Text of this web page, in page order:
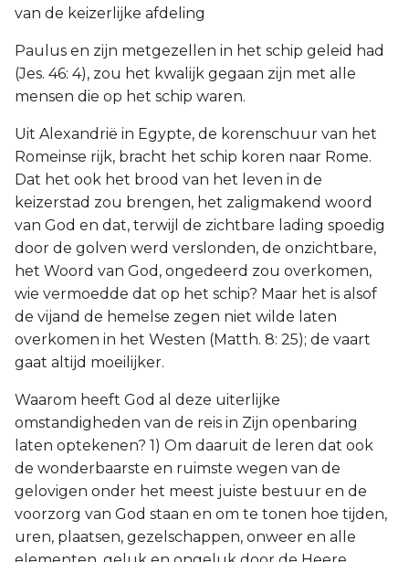
van de keizerlijke afdeling
Paulus en zijn metgezellen in het schip geleid had
(Jes. 46: 4), zou het kwalijk gegaan zijn met alle
mensen die op het schip waren.
Uit Alexandrië in Egypte, de korenschuur van het
Romeinse rijk, bracht het schip koren naar Rome.
Dat het ook het brood van het leven in de
keizerstad zou brengen, het zaligmakend woord
van God en dat, terwijl de zichtbare lading spoedig
door de golven werd verslonden, de onzichtbare,
het Woord van God, ongedeerd zou overkomen,
wie vermoedde dat op het schip? Maar het is alsof
de vijand de hemelse zegen niet wilde laten
overkomen in het Westen (Matth. 8: 25); de vaart
gaat altijd moeilijker.
Waarom heeft God al deze uiterlijke
omstandigheden van de reis in Zijn openbaring
laten optekenen? 1) Om daaruit de leren dat ook
de wonderbaarste en ruimste wegen van de
gelovigen onder het meest juiste bestuur en de
voorzorg van God staan en om te tonen hoe tijden,
uren, plaatsen, gezelschappen, onweer en alle